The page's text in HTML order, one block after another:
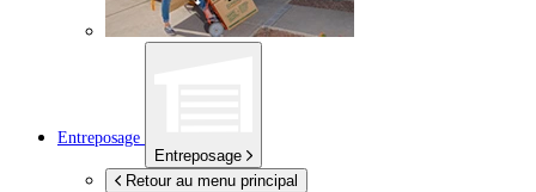
Entreposage
Entreposage
Retour au menu principal